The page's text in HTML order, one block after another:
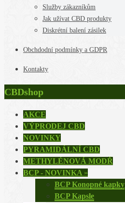
Služby zákazníkům
Jak užívat CBD produkty
Diskrétní balení zásilek
Obchdodní podmínky a GDPR
Kontakty
CBDshop
AKCE
VÝPRODEJ CBD
NOVINKY
PYRAMIDÁLNÍ CBD
METHYLÉNOVÁ MODŘ
BCP - NOVINKA »
BCP Konopné kapky
BCP Kapsle